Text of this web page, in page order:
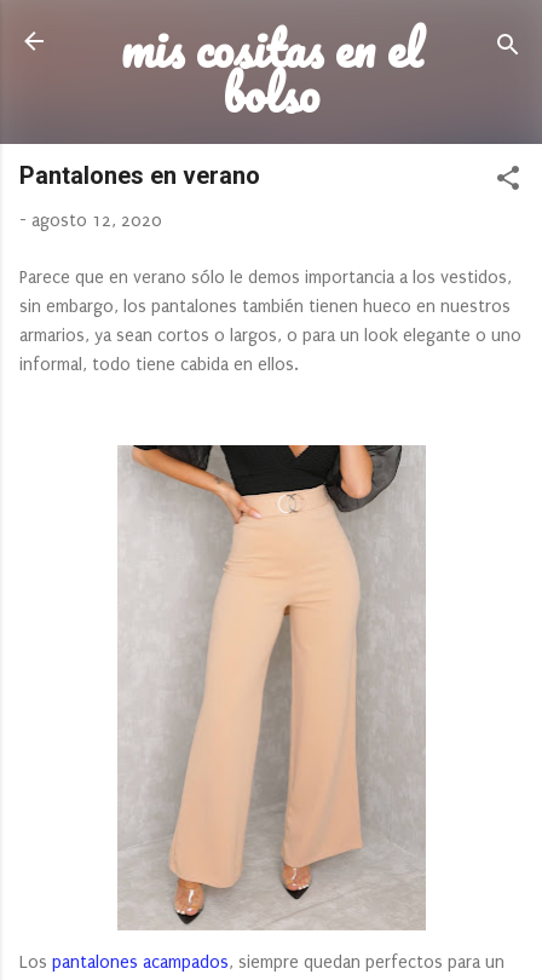
Ir al contenido principal
mis cositas en el
bolso
Pantalones en verano
- agosto 12, 2020
Parece que en verano sólo le demos importancia a los vestidos,
sin embargo, los pantalones también tienen hueco en nuestros
armarios, ya sean cortos o largos, o para un look elegante o uno
informal, todo tiene cabida en ellos.
Los pantalones acampados, siempre quedan perfectos para un